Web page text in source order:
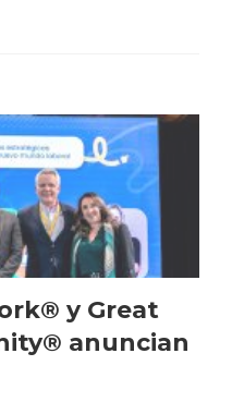
y Great
anuncian